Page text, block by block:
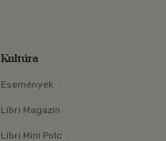
Kultúra
Események
Libri Magazin
Libri Mini Polc